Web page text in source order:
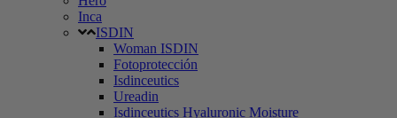
Inca
ISDIN
Woman ISDIN
Fotoprotección
Isdinceutics
Ureadin
Isdinceutics Hyaluronic Moisture